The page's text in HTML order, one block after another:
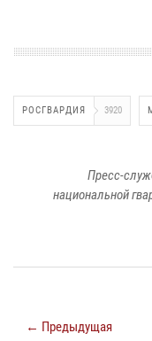
РОСГВАРДИЯ 3920
Пресс-
национальной
← Предыдущая